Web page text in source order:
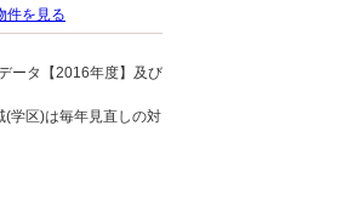
件を見る
ータ【2016年度】及び
(学区)は毎年見直しの対